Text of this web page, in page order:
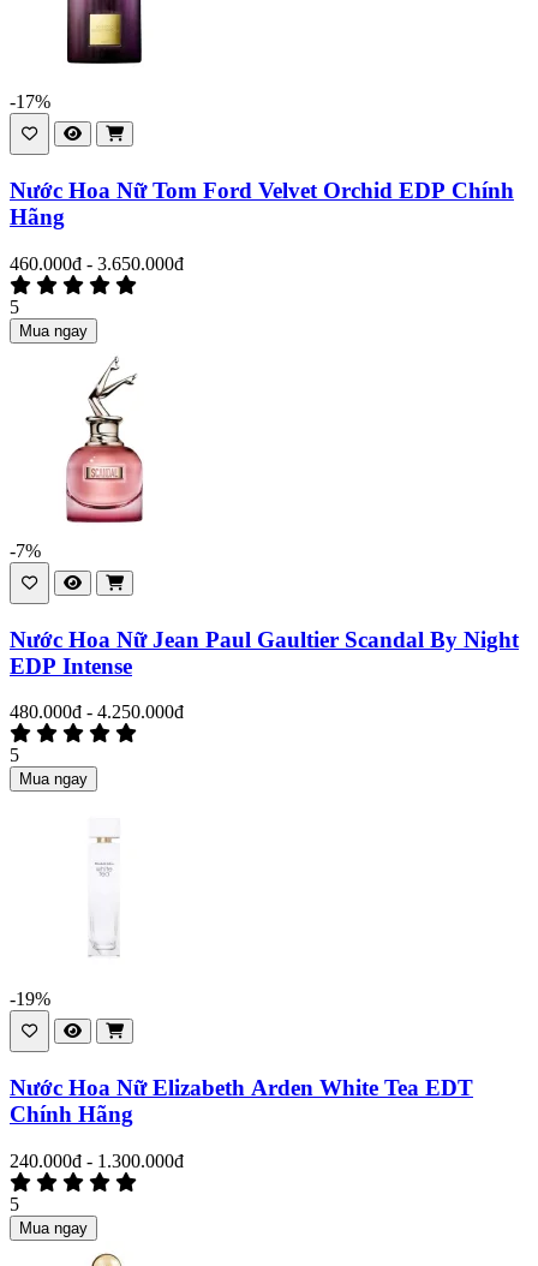
-17%
Nước Hoa Nữ Tom Ford Velvet Orchid EDP Chính
Hãng
460.000đ - 3.650.000đ
5
Mua ngay
-7%
Nước Hoa Nữ Jean Paul Gaultier Scandal By Night
EDP Intense
480.000đ - 4.250.000đ
5
Mua ngay
-19%
Nước Hoa Nữ Elizabeth Arden White Tea EDT
Chính Hãng
240.000đ - 1.300.000đ
5
Mua ngay